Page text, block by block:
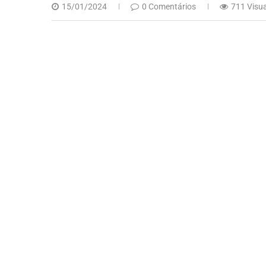
15/01/2024 0 Comentários 711